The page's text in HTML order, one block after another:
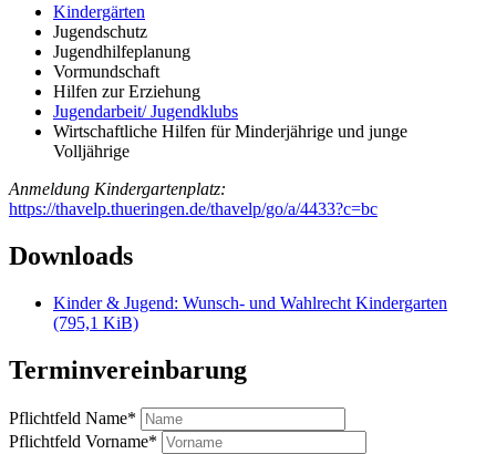
Kindergärten
Jugendschutz
Jugendhilfeplanung
Vormundschaft
Hilfen zur Erziehung
Jugendarbeit/ Jugendklubs
Wirtschaftliche Hilfen für Minderjährige und junge
Volljährige
Anmeldung Kindergartenplatz:
https://thavelp.thueringen.de/thavelp/go/a/4433?c=bc
Downloads
Kinder & Jugend: Wunsch- und Wahlrecht Kindergarten
(795,1 KiB)
Terminvereinbarung
Pflichtfeld Name*
Pflichtfeld Vorname*